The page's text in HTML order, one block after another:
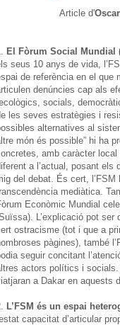
Article d'
El Fòrum Social Mundial
seus 10 anys de vida,
de referència en el que
denúncies cap als
socials,
les seves estratègies i
alternatives al
món és possible” hi ha
amb caràcter
a l’actual, posant els
del debat. És cert, l’FSM
mediàtica.
Econòmic Mundial
L’explicació pot ser
ostracisme (tot i que a
pàgines), també
seguir concitant
actors polítics i socials.
a Dakar en aquests
L’FSM és un espai
capacitat d’articular